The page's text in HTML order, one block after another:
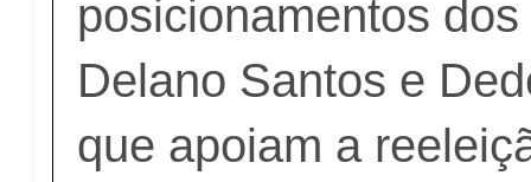
posicionamentos
Delano Santos e
que apoiam a